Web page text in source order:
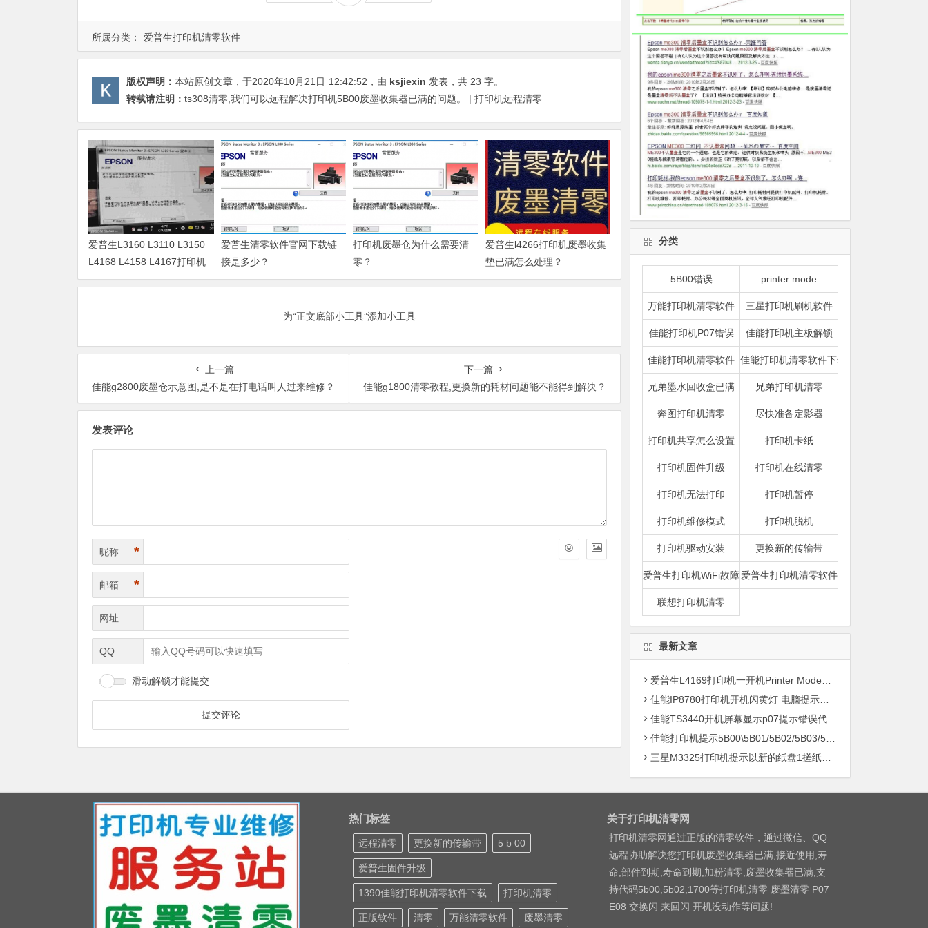
所属分类： 爱普生打印机清零软件
版权声明： 本站原创文章，于2020年10月21日 12:42:52 ，由 ksjiexin 发表，共 23 字。
转载请注明： ts308清零,我们可以远程解决打印机5B00废墨收集器已满的问题。 | 打印机远程清零
爱普生L3160 L3110 L3150
L4168 L4158 L4167打印机
废墨清零软件
爱普生清零软件官网下载链
接是多少？
打印机废墨仓为什么需要清
零？
爱普生l4266打印机废墨收集
垫已满怎么处理？
为“正文底部小工具”添加小工具
上一篇
佳能g2800废墨仓示意图,是不是在打电话叫人过来维修？
下一篇
佳能g1800清零教程,更换新的耗材问题能不能得到解决？
发表评论
昵称 *
邮箱 *
网址
QQ
滑动解锁才能提交
分类
5B00错误 printer mode
万能打印机清零软件 三星打印机刷机软件
佳能打印机P07错误 佳能打印机主板解锁
佳能打印机清零软件 佳能打印机清零软件下载
兄弟墨水回收盒已满 兄弟打印机清零
奔图打印机清零 尽快准备定影器
打印机共享怎么设置 打印机卡纸
打印机固件升级 打印机在线清零
打印机无法打印 打印机暂停
打印机维修模式 打印机脱机
打印机驱动安装 更换新的传输带
爱普生打印机WiFi故障爱普生打印机清零软件
联想打印机清零
最新文章
爱普生L4169打印机一开机Printer Mode故障主板维修
佳能IP8780打印机开机闪黄灯 电脑提示错误5B00快速解决方案清零
佳能TS3440开机屏幕显示p07提示错误代码5B00快速解决方案 清零
佳能打印机提示5B00\5B01/5B02/5B03/5B04/5B11/5B12/5B13/5B14/1700/1702/1703/1704
三星M3325打印机提示以新的纸盘1搓纸轮进行更换
热门标签
远程清零 更换新的传输带 5 b 00
爱普生固件升级
1390佳能打印机清零软件下载 打印机清零
正版软件 清零 万能清零软件 废墨清零
关于打印机清零网
打印机清零网通过正版的清零软件，通过微信、QQ
远程协助解决您打印机废墨收集器已满,接近使用,寿
命,部件到期,寿命到期,加粉清零,废墨收集器已满,支
持代码5b00,5b02,1700等打印机清零 废墨清零 P07
E08 交换闪 来回闪 开机没动作等问题!